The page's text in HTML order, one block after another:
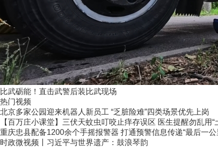
比武砺能！直击武警后装比武现场
热门视频
北京多家公园迎来机器人新员工 “乏脏险难”四类场景优先上岗
【百万庄小课堂】三伏天蚊虫叮咬止痒存误区 医生提醒勿乱用“
重庆忠县配备1200余个手摇报警器 打通预警信息传递“最后一公
时政微视频丨习近平与世界遗产：鼓浪琴韵